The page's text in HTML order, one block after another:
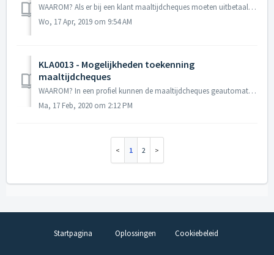
WAAROM? Als er bij een klant maaltijdcheques moeten uitbetaald worden aan de uitzendkrachten, is het best dat dit proces geautomatiseerd wordt. Dit kan ...
Wo, 17 Apr, 2019 om 9:54 AM
KLA0013 - Mogelijkheden toekenning
maaltijdcheques
WAAROM? In een profiel kunnen de maaltijdcheques geautomatiseerd worden. Daarbij moet ook telkens aangeduid worden...
Ma, 17 Feb, 2020 om 2:12 PM
1 2
Startpagina Oplossingen Cookiebeleid